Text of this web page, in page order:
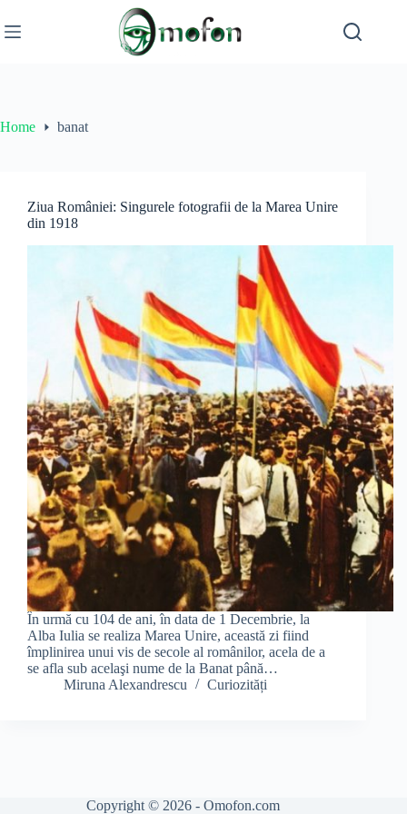
to
content
Home banat
Ziua României: Singurele fotografii de la Marea Unire
din 1918
În urmă cu 104 de ani, în data de 1 Decembrie, la
Alba Iulia se realiza Marea Unire, această zi fiind
împlinirea unui vis de secole al românilor, acela de a
se afla sub acelaşi nume de la Banat până…
Miruna Alexandrescu
Curiozități
Copyright © 2026 - Omofon.com